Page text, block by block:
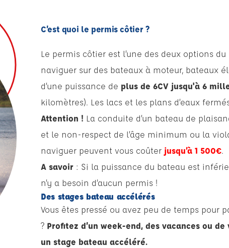
C’est quoi le permis côtier ?
Le permis côtier est l’une des deux options
naviguer sur des bateaux à moteur, bateaux
d’une puissance de plus de 6CV jusqu'à 6
kilomètres). Les lacs et les plans d’eaux
Attention ! La conduite d’un bateau de
et le non-respect de l’âge minimum ou la
naviguer peuvent vous coûter jusqu’à 1 500€.
A savoir : Si la puissance du bateau est
n’y a besoin d’aucun permis !
Des stages bateau accélérés
Vous êtes pressé ou avez peu de temps pour
? Profitez d’un week-end, des vacances ou
un stage bateau accéléré.